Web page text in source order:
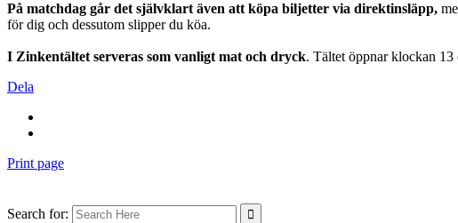
På matchdag går det självklart även att köpa biljetter via direktinsläpp,
för dig och dessutom slipper du köa.
I Zinkentältet serveras som vanligt mat och dryck. Tältet öppnar klockan 13
Dela
Print page
Search for: